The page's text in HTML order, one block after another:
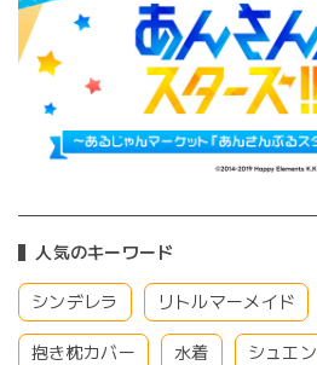
人気のキーワード
シンデレラ リトルマーメイド
抱き枕カバー 水着 シュエン